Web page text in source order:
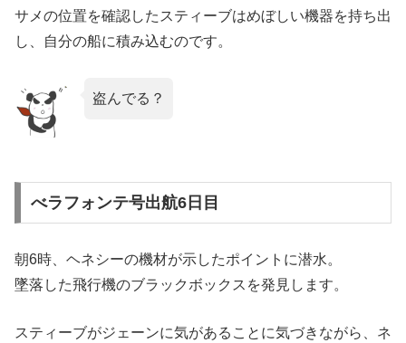
サメの位置を確認したスティーブはめぼしい機器を持ち出
し、自分の船に積み込むのです。
盗んでる？
べラフォンテ号出航6日目
朝6時、ヘネシーの機材が示したポイントに潜水。
墜落した飛行機のブラックボックスを発見します。
スティーブがジェーンに気があることに気づきながら、ネ